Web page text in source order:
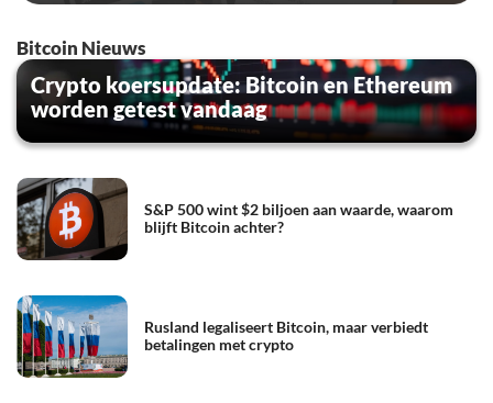
Bitcoin Nieuws
Crypto koersupdate: Bitcoin en Ethereum
worden getest vandaag
S&P 500 wint $2 biljoen aan waarde, waarom
blijft Bitcoin achter?
Rusland legaliseert Bitcoin, maar verbiedt
betalingen met crypto